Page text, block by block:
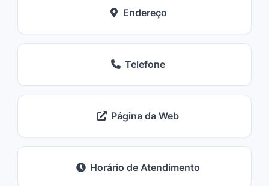
Endereço
Telefone
Página da Web
Horário de Atendimento